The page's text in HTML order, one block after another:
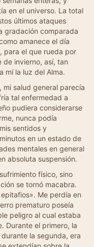
en el universo. La total
últimos ataques
gradación comparada
amanece el día
para el que rueda por
de invierno, así, tan
mí la luz del Alma.
mi salud general parecía
tal enfermedad a
pudiera considerarse
nunca podía
sentidos y
en un estado de
mentales en general
absoluta suspensión.
físico, sino
se tornó macabra.
Me perdía en
prematuro poseía
peligro al cual estaba
Durante el primero, la
la segunda, era